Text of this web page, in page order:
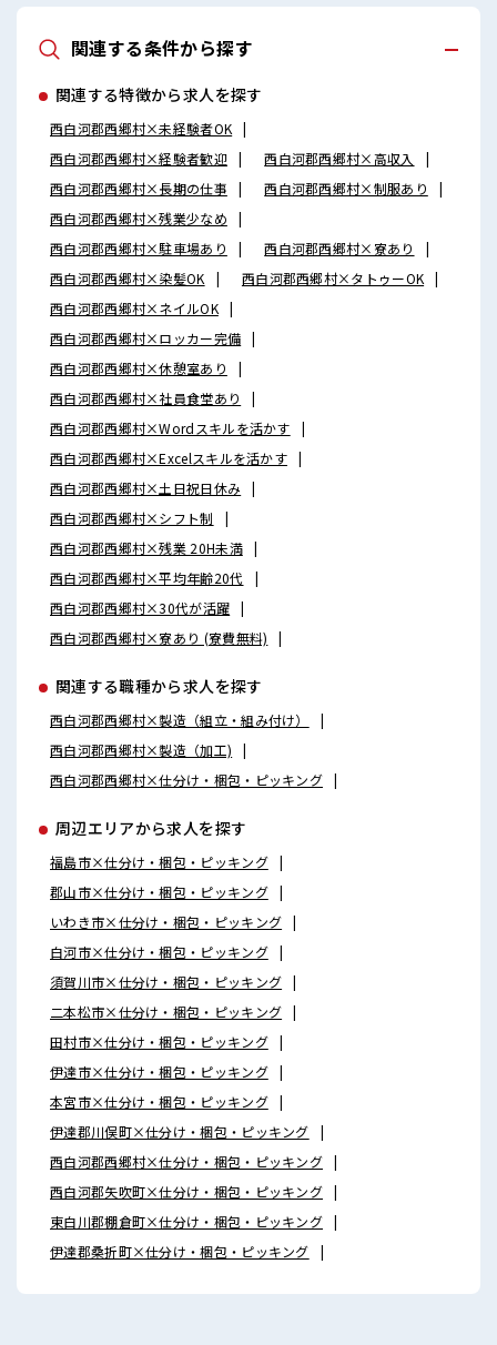
関連する条件から探す
関連する特徴から求人を探す
西白河郡西郷村×未経験者OK
西白河郡西郷村×経験者歓迎
西白河郡西郷村×高収入
西白河郡西郷村×長期の仕事
西白河郡西郷村×制服あり
西白河郡西郷村×残業少なめ
西白河郡西郷村×駐車場あり
西白河郡西郷村×寮あり
西白河郡西郷村×染髪OK
西白河郡西郷村×タトゥーOK
西白河郡西郷村×ネイルOK
西白河郡西郷村×ロッカー完備
西白河郡西郷村×休憩室あり
西白河郡西郷村×社員食堂あり
西白河郡西郷村×Wordスキルを活かす
西白河郡西郷村×Excelスキルを活かす
西白河郡西郷村×土日祝日休み
西白河郡西郷村×シフト制
西白河郡西郷村×残業 20H未満
西白河郡西郷村×平均年齢20代
西白河郡西郷村×30代が活躍
西白河郡西郷村×寮あり (寮費無料)
関連する職種から求人を探す
西白河郡西郷村×製造（組立・組み付け）
西白河郡西郷村×製造（加工)
西白河郡西郷村×仕分け・梱包・ピッキング
周辺エリアから求人を探す
福島市×仕分け・梱包・ピッキング
郡山市×仕分け・梱包・ピッキング
いわき市×仕分け・梱包・ピッキング
白河市×仕分け・梱包・ピッキング
須賀川市×仕分け・梱包・ピッキング
二本松市×仕分け・梱包・ピッキング
田村市×仕分け・梱包・ピッキング
伊達市×仕分け・梱包・ピッキング
本宮市×仕分け・梱包・ピッキング
伊達郡川俣町×仕分け・梱包・ピッキング
西白河郡西郷村×仕分け・梱包・ピッキング
西白河郡矢吹町×仕分け・梱包・ピッキング
東白川郡棚倉町×仕分け・梱包・ピッキング
伊達郡桑折町×仕分け・梱包・ピッキング